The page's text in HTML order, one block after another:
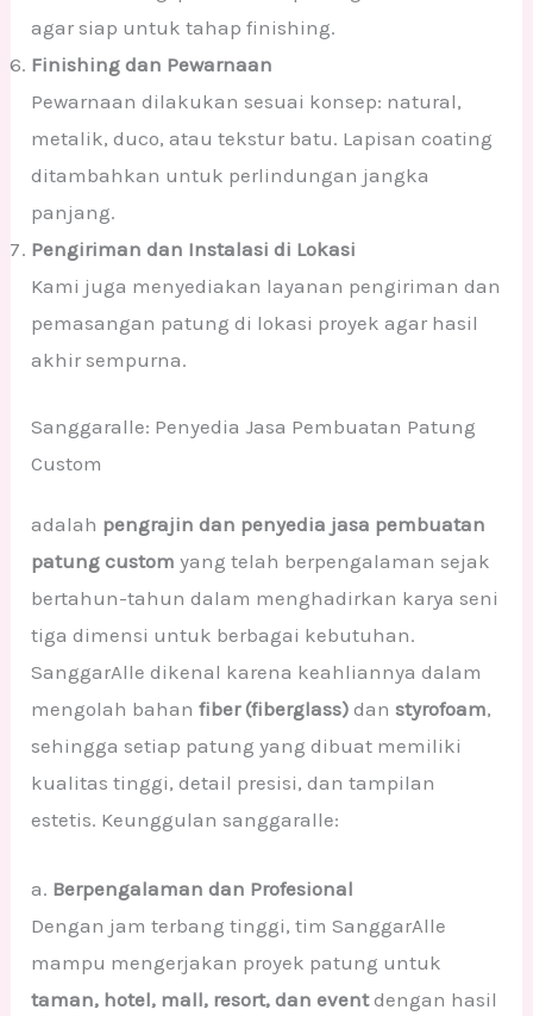
agar siap untuk tahap finishing.
Finishing dan Pewarnaan
Pewarnaan dilakukan sesuai konsep: natural,
metalik, duco, atau tekstur batu. Lapisan coating
ditambahkan untuk perlindungan jangka
panjang.
Pengiriman dan Instalasi di Lokasi
Kami juga menyediakan layanan pengiriman dan
pemasangan patung di lokasi proyek agar hasil
akhir sempurna.
Sanggaralle: Penyedia Jasa Pembuatan Patung
Custom
adalah pengrajin dan penyedia jasa pembuatan
patung custom yang telah berpengalaman sejak
bertahun-tahun dalam menghadirkan karya seni
tiga dimensi untuk berbagai kebutuhan.
SanggarAlle dikenal karena keahliannya dalam
mengolah bahanfiber (fiberglass) danstyrofoam,
sehingga setiap patung yang dibuat memiliki
kualitas tinggi, detail presisi, dan tampilan
estetis. Keunggulan sanggaralle:
a. Berpengalaman dan Profesional
Dengan jam terbang tinggi, tim SanggarAlle
mampu mengerjakan proyek patung untuk
taman, hotel, mall, resort, dan eventdengan hasil